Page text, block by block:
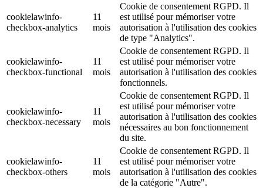
cookielawinfo-
checkbox-analytics
11
mois
Cookie de consentement RGPD. Il
est utilisé pour mémoriser votre
autorisation à l'utilisation des cookies
de type "Analytics".
cookielawinfo-
checkbox-functional
11
mois
Cookie de consentement RGPD. Il
est utilisé pour mémoriser votre
autorisation à l'utilisation des cookies
fonctionnels.
cookielawinfo-
checkbox-necessary
11
mois
Cookie de consentement RGPD. Il
est utilisé pour mémoriser votre
autorisation à l'utilisation des cookies
nécessaires au bon fonctionnement
du site.
cookielawinfo-
checkbox-others
11
mois
Cookie de consentement RGPD. Il
est utilisé pour mémoriser votre
autorisation à l'utilisation des cookies
de la catégorie "Autre".